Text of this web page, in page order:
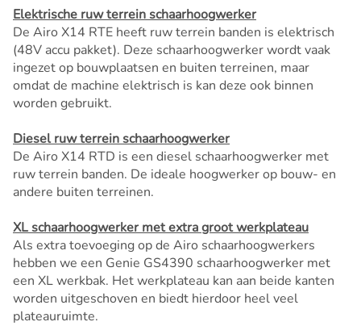
Elektrische ruw terrein schaarhoogwerker
De Airo X14 RTE heeft ruw terrein banden is elektrisch
(48V accu pakket). Deze schaarhoogwerker wordt vaak
ingezet op bouwplaatsen en buiten terreinen, maar
omdat de machine elektrisch is kan deze ook binnen
worden gebruikt.
Diesel ruw terrein schaarhoogwerker
De Airo X14 RTD is een diesel schaarhoogwerker met
ruw terrein banden. De ideale hoogwerker op bouw- en
andere buiten terreinen.
XL schaarhoogwerker met extra groot werkplateau
Als extra toevoeging op de Airo schaarhoogwerkers
hebben we een Genie GS4390 schaarhoogwerker met
een XL werkbak. Het werkplateau kan aan beide kanten
worden uitgeschoven en biedt hierdoor heel veel
plateauruimte.